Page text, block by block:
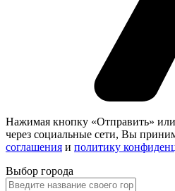
Нажимая кнопку «Отправить»
через социальные сети, Вы
соглашения и политику
Выбор города